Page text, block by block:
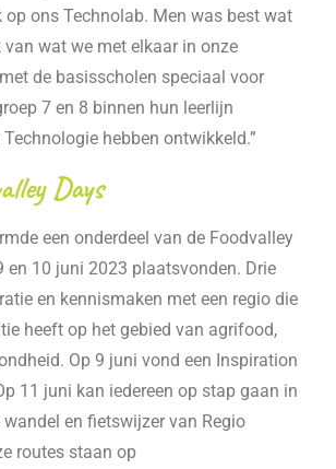
op ons Technolab. Men was best wat
van wat we met elkaar in onze
de basisscholen speciaal voor
7 en 8 binnen hun leerlijn
hebben ontwikkeld.”
Days
een onderdeel van de Foodvalley
en 10 juni 2023 plaatsvonden. Drie
en kennismaken met een regio die
heeft op het gebied van agrifood,
Op 9 juni vond een Inspiration
11 juni kan iedereen op stap gaan in
en fietswijzer van Regio
routes staan op